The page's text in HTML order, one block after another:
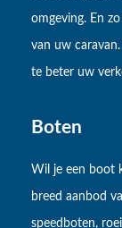
omgeving. En
van uw
te beter uw
Boten
Wil je een boot
breed aanbod
speedboten,